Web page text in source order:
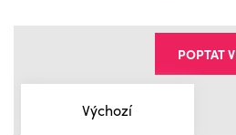
Výchozí
POPTAT